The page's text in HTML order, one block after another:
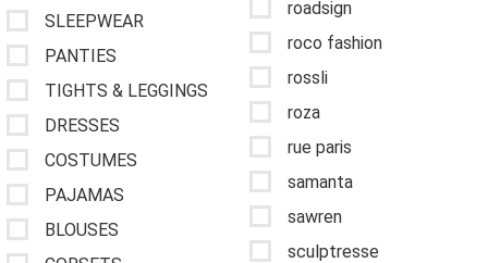
SLEEPWEAR
PANTIES
TIGHTS & LEGGINGS
DRESSES
COSTUMES
PAJAMAS
BLOUSES
roadsign
roco fashion
rossli
roza
rue paris
samanta
sawren
sculptresse